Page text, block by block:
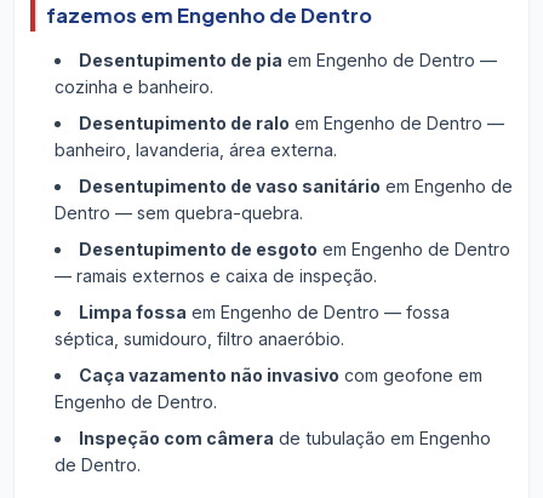
fazemos em Engenho de Dentro
Desentupimento de pia em Engenho de Dentro —
cozinha e banheiro.
Desentupimento de ralo em Engenho de Dentro —
banheiro, lavanderia, área externa.
Desentupimento de vaso sanitário em Engenho de
Dentro — sem quebra-quebra.
Desentupimento de esgoto em Engenho de Dentro
— ramais externos e caixa de inspeção.
Limpa fossa em Engenho de Dentro — fossa
séptica, sumidouro, filtro anaeróbio.
Caça vazamento não invasivo com geofone em
Engenho de Dentro.
Inspeção com câmera de tubulação em Engenho
de Dentro.